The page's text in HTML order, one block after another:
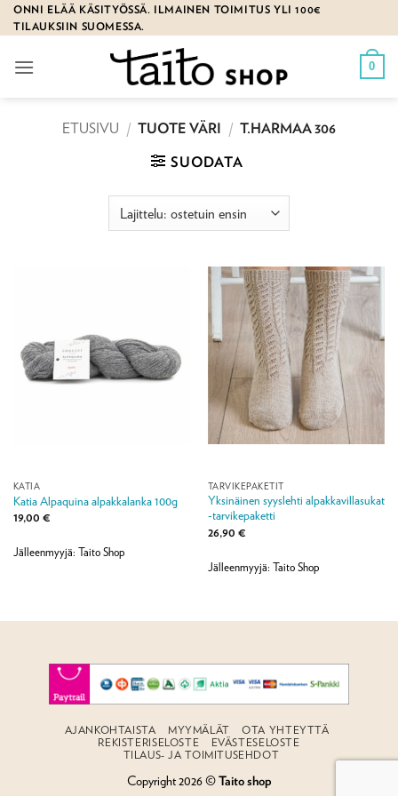
Skip
to
ONNI ELÄÄ KÄSITYÖSSÄ. ILMAINEN TOIMITUS YLI 100€
TILAUKSIIN SUOMESSA.
0
ETUSIVU / TUOTE VÄRI / T.HARMAA 306
SUODATA
KATIA
Katia Alpaquina alpakkalanka 100g
19,00 €
Jälleenmyyjä: Taito Shop
TARVIKEPAKETIT
Yksinäinen syyslehti alpakkavillasukat
-tarvikepaketti
26,90 €
Jälleenmyyjä: Taito Shop
AJANKOHTAISTA MYYMÄLÄT
OTA YHTEYTTÄ
REKISTERISELOSTE
EVÄSTESELOSTE
TILAUS- JA TOIMITUSEHDOT
Copyright 2026 ©Taito shop